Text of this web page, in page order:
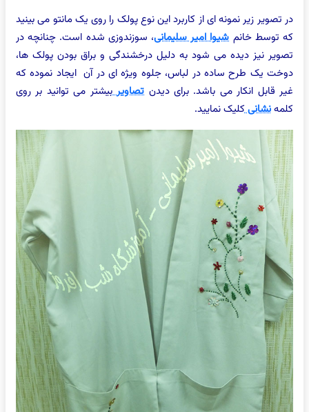
در تصویر زیر نمونه ای از کاربرد این نوع پولک را روی یک مانتو می بینید
که توسط خانم شیوا امیر سلیمانی، سوزندوزی شده است. چنانچه در
تصویر نیز دیده می شود به دلیل درخشندگی و براق بودن پولک ها،
دوخت یک طرح ساده در لباس، جلوه ویژه ای در آن ایجاد نموده که
غیر قابل انکار می باشد. برای دیدن تصاویر بیشتر می توانید بر روی
کلمهنشانیکلیک نمایید.